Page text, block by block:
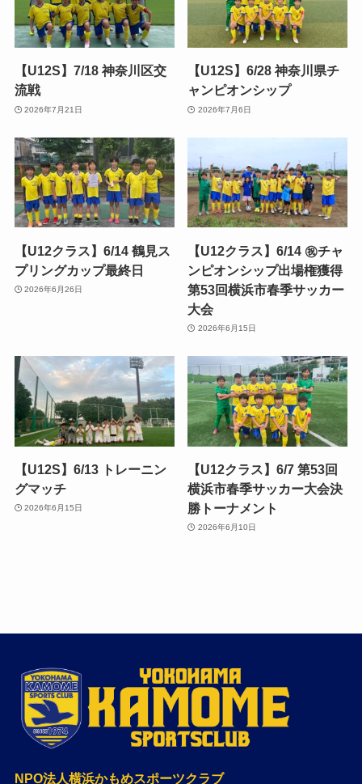
【U12S】7/18 神奈川区交
流戦
2026年7月21日
【U12S】6/28 神奈川県チ
ャンピオンシップ
2026年7月6日
【U12クラス】6/14 鶴見ス
プリングカップ最終日
2026年6月26日
【U12クラス】6/14 ㊗️チャ
ンピオンシップ出場権獲得
第53回横浜市春季サッカー
大会
2026年6月15日
【U12S】6/13 トレーニン
グマッチ
2026年6月15日
【U12クラス】6/7 第53回
横浜市春季サッカー大会決
勝トーナメント
2026年6月10日
NPO法人横浜かもめスポーツクラブ